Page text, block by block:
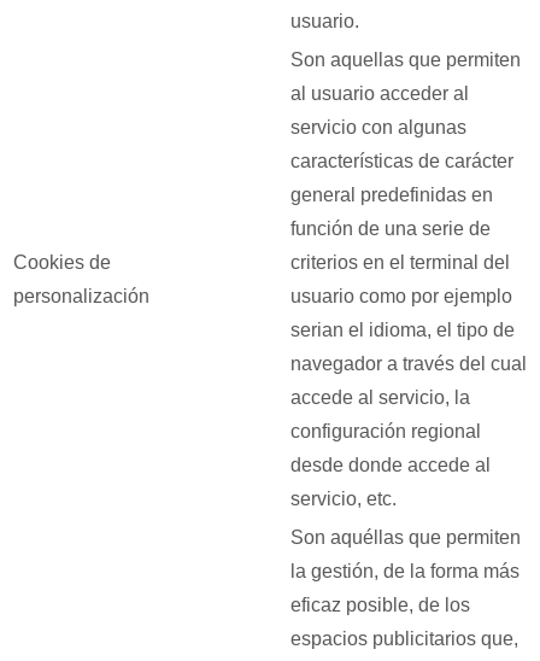
usuario.
Cookies de
personalización
Son aquellas que permiten
al usuario acceder al
servicio con algunas
características de carácter
general predefinidas en
función de una serie de
criterios en el terminal del
usuario como por ejemplo
serian el idioma, el tipo de
navegador a través del cual
accede al servicio, la
configuración regional
desde donde accede al
servicio, etc.
Son aquéllas que permiten
la gestión, de la forma más
eficaz posible, de los
espacios publicitarios que,